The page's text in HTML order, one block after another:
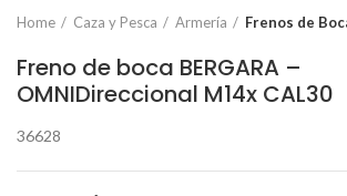
Home Caza y Pesca Armería Frenos de
Freno de boca BERGARA –
OMNIDireccional M14x CAL30
36628